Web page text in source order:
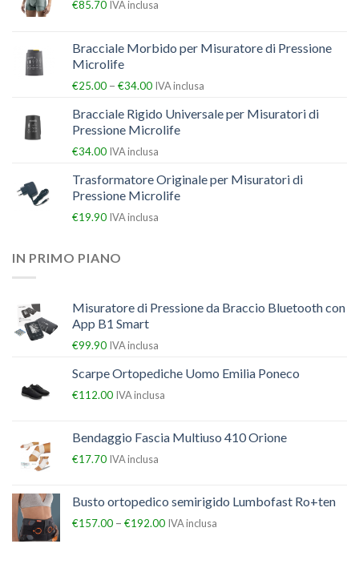
€85.70 IVA inclusa
Bracciale Morbido per Misuratore di Pressione
Microlife
€25.00 – €34.00 IVA inclusa
Bracciale Rigido Universale per Misuratori di
Pressione Microlife
€34.00 IVA inclusa
Trasformatore Originale per Misuratori di
Pressione Microlife
€19.90 IVA inclusa
IN PRIMO PIANO
Misuratore di Pressione da Braccio Bluetooth con
App B1 Smart
€99.90 IVA inclusa
Scarpe Ortopediche Uomo Emilia Poneco
€112.00 IVA inclusa
Bendaggio Fascia Multiuso 410 Orione
€17.70 IVA inclusa
Busto ortopedico semirigido Lumbofast Ro+ten
€157.00 – €192.00 IVA inclusa